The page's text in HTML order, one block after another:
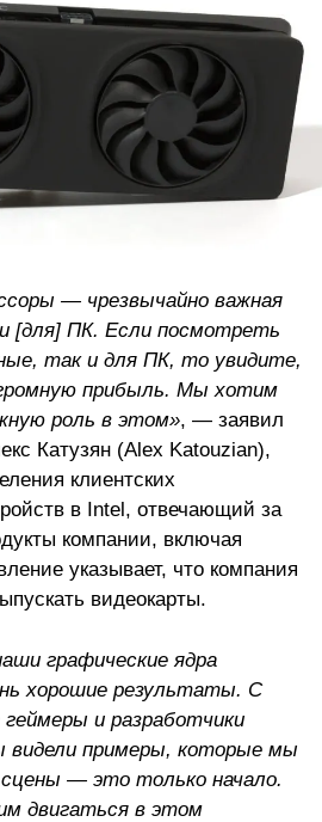
— чрезвычайно важная
[для] ПК. Если посмотреть
так и для ПК, то увидите,
прибыль. Мы хотим
роль в этом», — заявил
Катузян (Alex Katouzian),
клиентских
в Intel, отвечающий за
компании, включая
указывает, что компания
видеокарты.
графические ядра
хорошие результаты. С
и разработчики
видели примеры, которые мы
сцены — это только начало.
двигаться в этом